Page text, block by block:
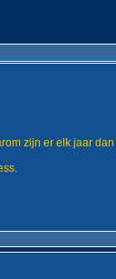
zijn er elk jaar